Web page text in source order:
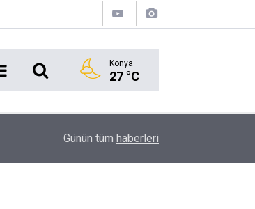
Konya
27 °C
AHBAP'a Kayyım Atandı: Tüm Faaliyetleri
Günün tüm haberleri